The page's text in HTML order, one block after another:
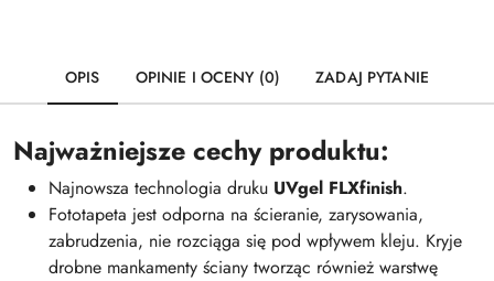
OPIS OPINIE I OCENY (0) ZADAJ PYTANIE
Najważniejsze cechy produktu:
Najnowsza technologia druku UVgel FLXfinish.
Fototapeta jest odporna na ścieranie, zarysowania,
zabrudzenia, nie rozciąga się pod wpływem kleju. Kryje
drobne mankamenty ściany tworząc również warstwę